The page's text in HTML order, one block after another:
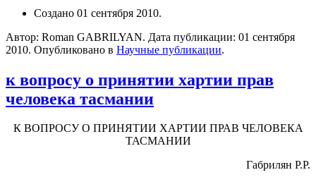
Создано 01 сентября 2010.
Автор: Roman GABRILYAN. Дата публикации: 01 сентября
2010. Опубликовано в Научные публикации.
к вопросу о принятии хартии прав
человека тасмании
К ВОПРОСУ О ПРИНЯТИИ ХАРТИИ ПРАВ ЧЕЛОВЕКА
ТАСМАНИИ
Габрилян Р.Р.